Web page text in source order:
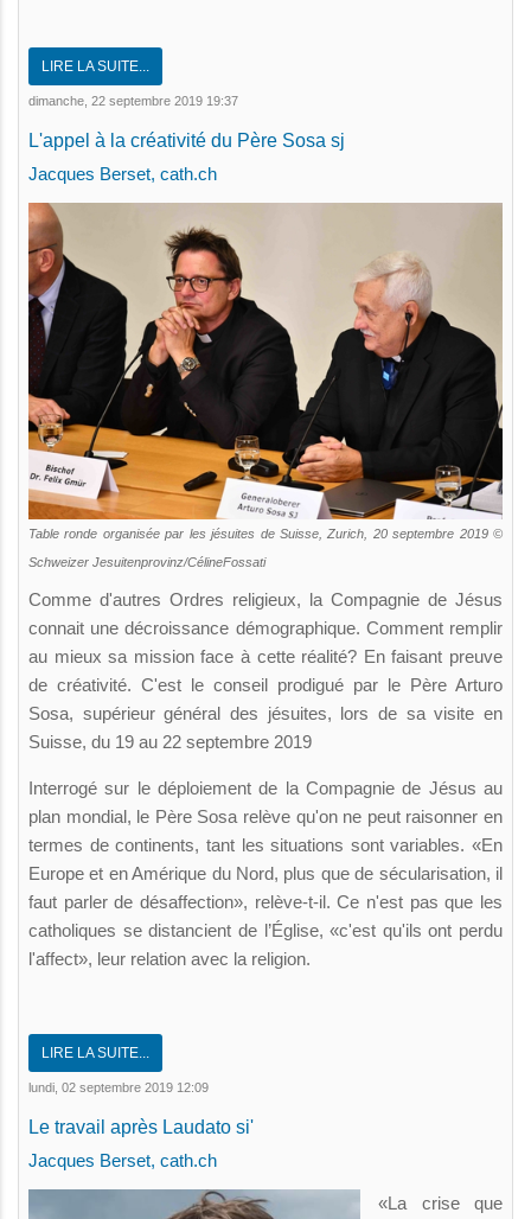
LIRE LA SUITE...
dimanche, 22 septembre 2019 19:37
L'appel à la créativité du Père Sosa sj
Jacques Berset, cath.ch
Table ronde organisée par les jésuites de Suisse, Zurich, 20 septembre 2019 ©
Schweizer Jesuitenprovinz/CélineFossati
Comme d'autres Ordres religieux, la Compagnie de Jésus
connait une décroissance démographique. Comment remplir
au mieux sa mission face à cette réalité? En faisant preuve
de créativité. C'est le conseil prodigué par le Père Arturo
Sosa, supérieur général des jésuites, lors de sa visite en
Suisse, du 19 au 22 septembre 2019
Interrogé sur le déploiement de la Compagnie de Jésus au
plan mondial, le Père Sosa relève qu'on ne peut raisonner en
termes de continents, tant les situations sont variables. «En
Europe et en Amérique du Nord, plus que de sécularisation, il
faut parler de désaffection», relève-t-il. Ce n'est pas que les
catholiques se distancient de l’Église, «c'est qu'ils ont perdu
l'affect», leur relation avec la religion.
LIRE LA SUITE...
lundi, 02 septembre 2019 12:09
Le travail après Laudato si'
Jacques Berset, cath.ch
«La crise que